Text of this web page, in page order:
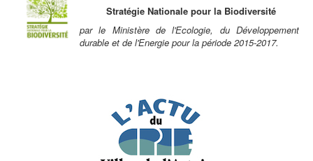
Stratégie Nationale pour la Biodiversité
par le Ministère de l'Ecologie, du Développement
durable et de l'Energie pour la période 2015-2017.